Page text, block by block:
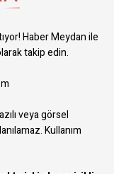
Haber Meydan ile
takip edin.
veya görsel
Kullanım